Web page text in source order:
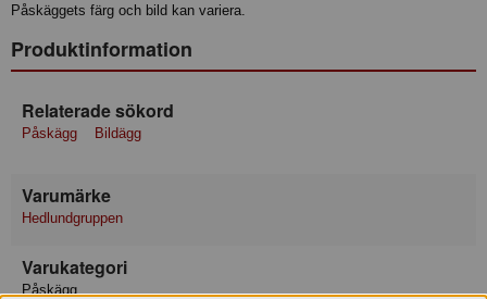
Påskäggets färg och bild kan variera.
Produktinformation
Relaterade sökord
Påskägg Bildägg
Varumärke
Hedlundgruppen
Varukategori
Påskägg